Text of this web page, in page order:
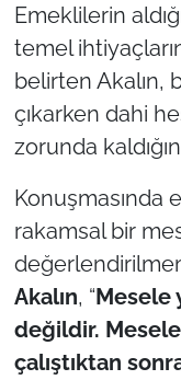
Emeklilerin
temel
belirten Akalın,
çıkarken dahi
zorunda
Konuşmasında
rakamsal bir
Akalın, “Mesele
değildir.
çalıştıktan
Canlı Maç
Finans
Genel-A
Gündem-